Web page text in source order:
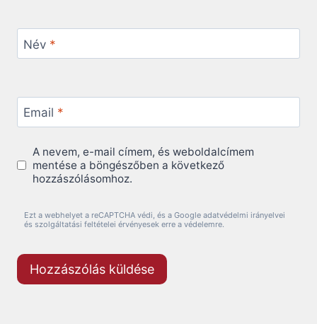
Név *
Email *
A nevem, e-mail címem, és weboldalcímem
mentése a böngészőben a következő
hozzászólásomhoz.
Ezt a webhelyet a reCAPTCHA védi, és a Google adatvédelmi irányelvei
és szolgáltatási feltételei érvényesek erre a védelemre.